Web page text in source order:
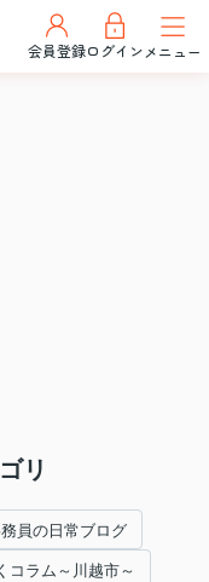
会員登録ログインメニュー
リ
員の日常ブログ
コラム～川越市～